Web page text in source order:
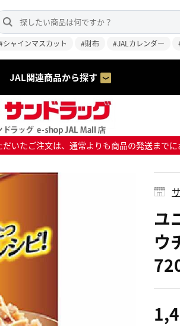
シャインマスカット #財布 #JALカレンダー
JAL関連商品から探す
たご注文は、通常よりも商品の発送まで
ユ
ウ